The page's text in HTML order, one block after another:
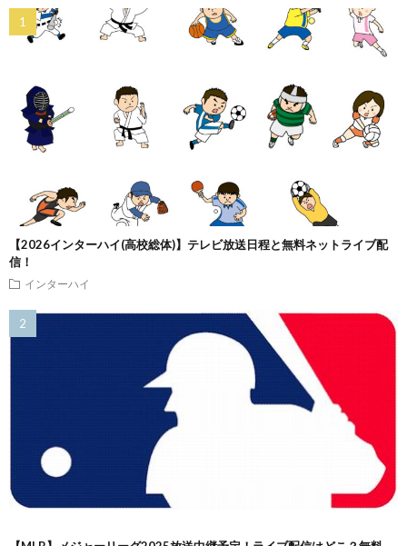
【2026インターハイ(高校総体)】テレビ放送日程と無料ネットライブ配
信！
インターハイ